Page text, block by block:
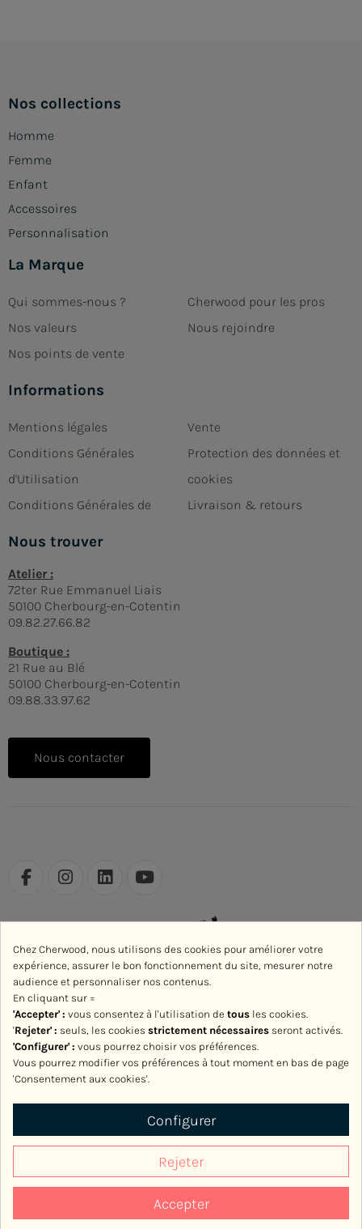
Nos collections
Homme
Femme
Enfant
Accessoires
Personnalisation
La Marque
Qui sommes-nous ?
Nos valeurs
Nos points de vente
Cherwood pour les pros
Nous rejoindre
Informations
Mentions légales
Conditions Générales
d'Utilisation
Conditions Générales de
Vente
Protection des données et
cookies
Livraison & retours
Nous trouver
Atelier :
72ter Rue Emmanuel Liais
50100 Cherbourg-en-Cotentin
09.82.27.66.82
Boutique :
21 Rue au Blé
50100 Cherbourg-en-Cotentin
09.88.33.97.62
Nous contacter
Chez Cherwood, nous utilisons des cookies pour améliorer votre
expérience, assurer le bon fonctionnement du site, mesurer notre
audience et personnaliser nos contenus.
En cliquant sur =
'Accepter' : vous consentez à l'utilisation de tous les cookies.
'Rejeter' : seuls, les cookies strictement nécessaires seront activés.
'Configurer' : vous pourrez choisir vos préférences.
Vous pourrez modifier vos préférences à tout moment en bas de page
'Consentement aux cookies'.
Configurer
Rejeter
Accepter